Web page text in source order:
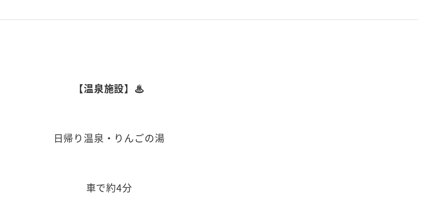
【温泉施設】♨
日帰り温泉・りんごの湯
車で約4分